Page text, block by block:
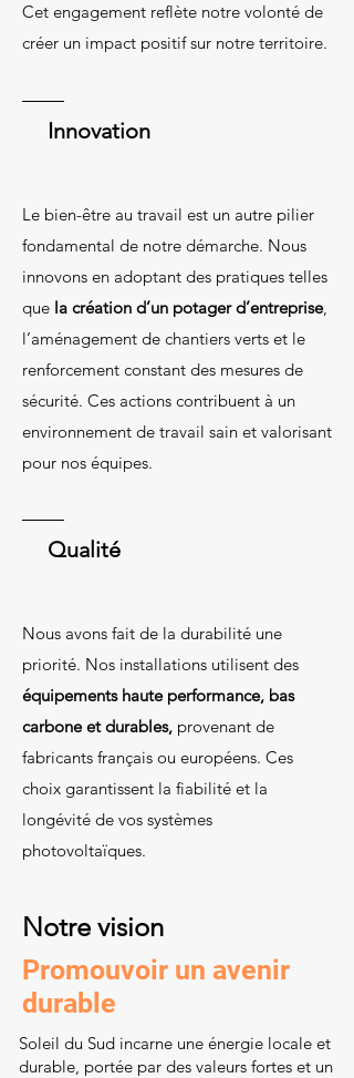
Cet engagement reflète notre volonté de
créer un impact positif sur notre territoire.
Innovation
​Le bien-être au travail est un autre pilier
fondamental de notre démarche. Nous
innovons en adoptant des pratiques telles
que la création d’un potager d’entreprise,
l’aménagement de chantiers verts et le
renforcement constant des mesures de
sécurité. Ces actions contribuent à un
environnement de travail sain et valorisant
pour nos équipes.
Qualité
​Nous avons fait de la durabilité une
priorité. Nos installations utilisent des
équipements haute performance, bas
carbone et durables, provenant de
fabricants français ou européens. Ces
choix garantissent la fiabilité et la
longévité de vos systèmes
photovoltaïques.
Notre vision
Promouvoir un avenir
durable
Soleil du Sud incarne une énergie locale et
durable, portée par des valeurs fortes et un